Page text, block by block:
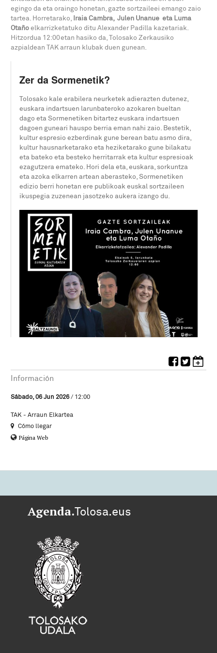
egingo da eta oraingo honetan, gazte sortzaileei emango zaio
tartea. Horretarako, Iraia Cambra, Julen Unanue eta Luma
Otañoelkarrizketatuko ditu Alexander Padilla kazetariak.
Hitzordua 12:00etan hasiko da, Tolosako Zerkausiko
azpialdean TAK arraun klubak duen gunean.
Zer da Sormenetik?
Tolosako kale erabilera neurketek adierazten dutenez,
euskara indartsuen larunbateroko azokaren bueltan
dago eta Sormenetiken bitartez euskara indartsuen
dagoen guneari hauspo berria eman nahi zaio. Bestetik,
kultur espresio ezberdinak gune berean batu asmo dira,
kultur hausnarketarako eta heziketarako gune bilakatu
eta bateko eta besteko herritarrak eta kultur espresioak
ezagutzera emateko. Hori dela eta, euskara, sorkuntza
eta azoka elkarren artean aberasteko, Sormenetiken
edizio berri honetan ere publikoak euskal sortzaileen
ikuspegia zuzenean jasotzeko aukera izango du.
Información
Sábado, 06 Jun 2026/ 12:00
TAK - Arraun Elkartea
Cómo llegar
Página Web
Agenda.Tolosa.eus